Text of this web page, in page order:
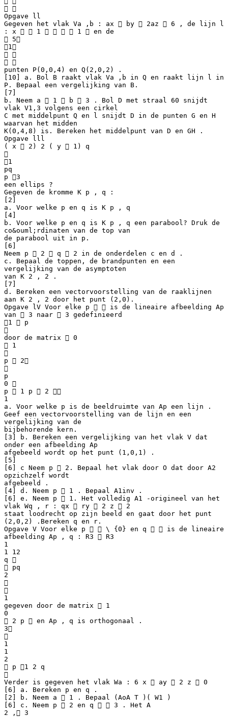
 
Opgave ll
Gegeven het vlak Va ,b : ax  by  2az  6 , de lijn l
: x   1     1  en de
 5
1
 
 
punten P(0,0,4) en Q(2,0,2) .
[10] a. Bol B raakt vlak Va ,b in Q en raakt lijn l in
P. Bepaal een vergelijking van B.
[7]
b. Neem a  1  b  3 . Bol D met straal 60 snijdt
vlak V1,3 volgens een cirkel
C met middelpunt Q en l snijdt D in de punten G en H
waarvan het midden
K(0,4,8) is. Bereken het middelpunt van D en GH .
Opgave lll
( x  2) 2 ( y  1) q

1
pq
p 3
een ellips ?
Gegeven de kromme K p , q :
[2]
a. Voor welke p en q is K p , q
[4]
b. Voor welke p en q is K p , q een parabool? Druk de
co&ouml;rdinaten van de top van
de parabool uit in p.
[6]
Neem p  2  q  2 in de onderdelen c en d .
c. Bepaal de toppen, de brandpunten en een
vergelijking van de asymptoten
van K 2 , 2 .
[7]
d. Bereken een vectorvoorstelling van de raaklijnen
aan K 2 , 2 door het punt (2,0).
Opgave lV Voor elke p   is de lineaire afbeelding Ap
van  3 naar  3 gedefinieerd
1  p

door de matrix  0
 1

p  2

p
0 
p  1 p  2 
1
a. Voor welke p is de beeldruimte van Ap een lijn .
Geef een vectorvoorstelling van de lijn en een
vergelijking van de
bijbehorende kern.
[3] b. Bereken een vergelijking van het vlak V dat
onder een afbeelding Ap
afgebeeld wordt op het punt (1,0,1) .
[5]
[6] c Neem p  2. Bepaal het vlak door O dat door A2
opzichzelf wordt
afgebeeld .
[4] d. Neem p  1 . Bepaal A1inv .
[6] e. Neem p  1. Het volledig A1 -origineel van het
vlak Wq , r : qx  ry  2 z  2
staat loodrecht op zijn beeld en gaat door het punt
(2,0,2) .Bereken q en r.
Opgave V Voor elke p   \ {0} en q   is de lineaire
afbeelding Ap , q : R3  R3
1
1 12
q 
 pq
2


1
gegeven door de matrix  1
0
 2 p  en Ap , q is orthogonaal .
3

1
1
2
 p 1 2 q

Verder is gegeven het vlak Wa : 6 x  ay  2 z  0
[6] a. Bereken p en q .
[2] b. Neem a  1 . Bepaal (AoA T )( W1 )
[6] c. Neem p  2 en q   3 . Het A
2 , 3